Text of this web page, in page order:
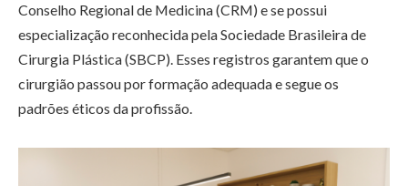
Conselho Regional de Medicina (CRM) e se possui
especialização reconhecida pela Sociedade Brasileira de
Cirurgia Plástica (SBCP). Esses registros garantem que o
cirurgião passou por formação adequada e segue os
padrões éticos da profissão.